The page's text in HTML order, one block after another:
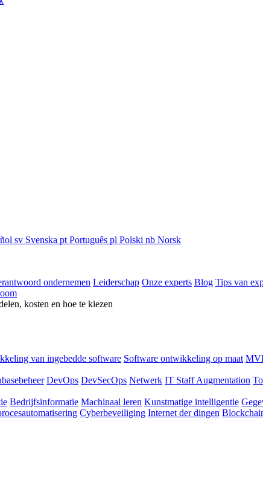
sv Svenska pt Português pl Polski nb Norsk
ondernemen Leiderschap Onze experts Blog Tips van
kosten en hoe te kiezen
van ingebedde software Software ontwikkeling op maat
DevOps DevSecOps Netwerk IT Staff Augmentation
Bedrijfsinformatie Machinaal leren Kunstmatige intelligentie
Cyberbeveiliging Internet der dingen